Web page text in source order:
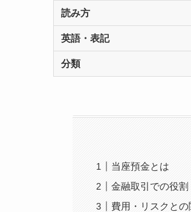
読み方
英語・表記
分類
当座預金とは
金融取引での役割
費用・リスクとの